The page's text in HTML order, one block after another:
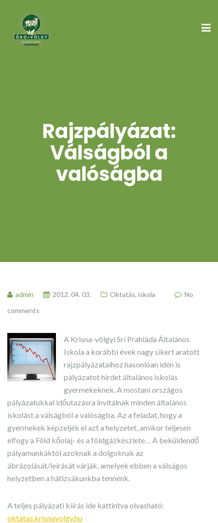
Rajzpályázat:
Válságból a
valóságba
admin 2012. 04. 03. Oktatás, iskola
No
comments
A Krisna-völgyi Srí Prahláda Általános
Iskola a korábbi évek nagy sikert aratott
rajzpályázataihoz hasonlóan idén is
pályázatot hirdet általános iskolás
gyermekeknek. A mostani országos
pályázatukkal időutazásra invitálnak minden általános
iskolást a válságból a valóságba. Az a feladat, hogy a
gyermekek képzeljék el azt a helyzetet, amikor teljesen
elfogy a Föld kőolaj- és a földgázkészlete… A beküldendő
pályamunkáktól azoknak a dolgoknak az
ábrázolását/leírását várják, amelyek ebben a válságos
helyzetben a hátizsákunkba tennénk.
A teljes pályázati kiírás ide kattintva olvasható:
oktatas.krisnavolgy.hu